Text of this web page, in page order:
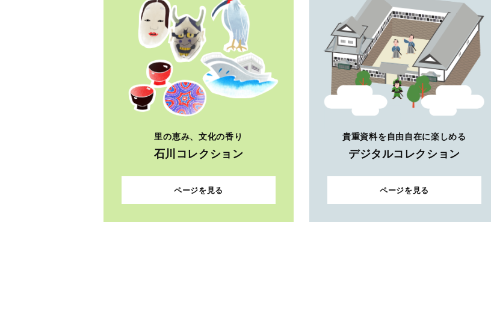
里の恵み、文化の香り
石川コレクション
ページを見る
貴重資料を自由自在に楽しめる
デジタルコレクション
ページを見る